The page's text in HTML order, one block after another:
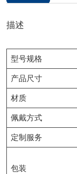
描述
型号规格
产品尺寸
材质
佩戴方式
定制服务
包装